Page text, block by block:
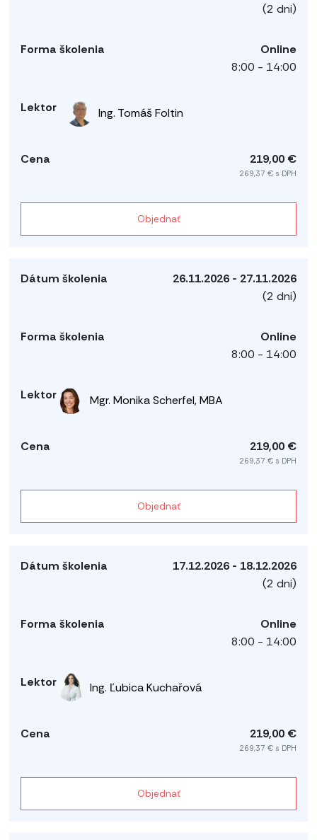
(2 dni)
Online
8:00 - 14:00
Ing. Tomáš Foltin
219,00 €
269,37 € s DPH
Objednať
26.11.2026 - 27.11.2026
(2 dni)
Online
8:00 - 14:00
Mgr. Monika Scherfel, MBA
219,00 €
269,37 € s DPH
Objednať
17.12.2026 - 18.12.2026
(2 dni)
Online
8:00 - 14:00
Ing. Ľubica Kuchařová
219,00 €
269,37 € s DPH
Objednať